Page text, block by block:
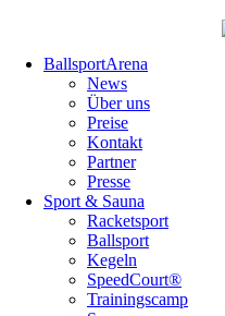
überspringenBallsportArena
News
Über uns
Preise
Kontakt
Partner
Presse
Sport & Sauna
Racketsport
Ballsport
Kegeln
SpeedCourt®
Trainingscamp